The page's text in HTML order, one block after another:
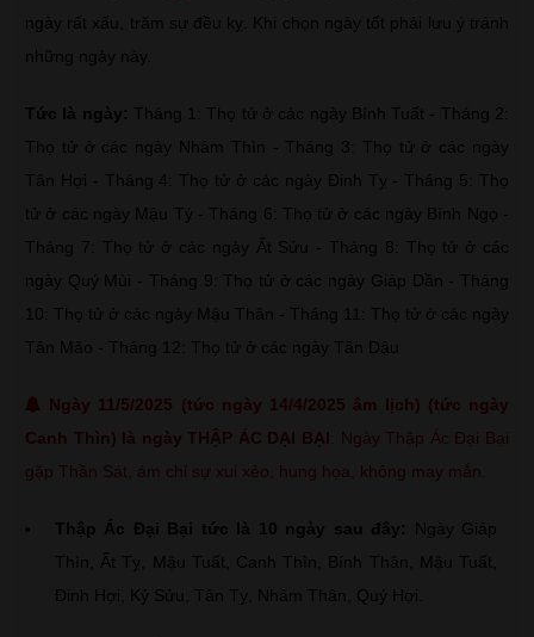
ngày rất xấu, trăm sự đều kỵ. Khi chọn ngày tốt phải lưu ý tránh
những ngày này.
Tức là ngày: Tháng 1: Thọ tử ở các ngày Bính Tuất - Tháng 2:
Thọ tử ở các ngày Nhâm Thìn - Tháng 3: Thọ tử ở các ngày
Tân Hợi - Tháng 4: Thọ tử ở các ngày Đinh Tỵ - Tháng 5: Thọ
tử ở các ngày Mậu Tý - Tháng 6: Thọ tử ở các ngày Bính Ngọ -
Tháng 7: Thọ tử ở các ngày Ất Sửu - Tháng 8: Thọ tử ở các
ngày Quý Mùi - Tháng 9: Thọ tử ở các ngày Giáp Dần - Tháng
10: Thọ tử ở các ngày Mậu Thân - Tháng 11: Thọ tử ở các ngày
Tân Mão - Tháng 12: Thọ tử ở các ngày Tân Dậu
Ngày 11/5/2025 (tức ngày 14/4/2025 âm lịch) (tức ngày
Canh Thìn) là ngày THẬP ÁC DẠI BẠI : Ngày Thập Ác Đại Bại
gặp Thần Sát, ám chỉ sự xui xẻo, hung họa, không may mắn.
Thập Ác Đại Bại tức là 10 ngày sau đây:
Ngày Giáp
Thìn, Ất Tỵ, Mậu Tuất, Canh Thìn, Bính Thân, Mậu Tuất,
Đinh Hợi, Kỷ Sửu, Tân Tỵ, Nhâm Thân, Quý Hợi.